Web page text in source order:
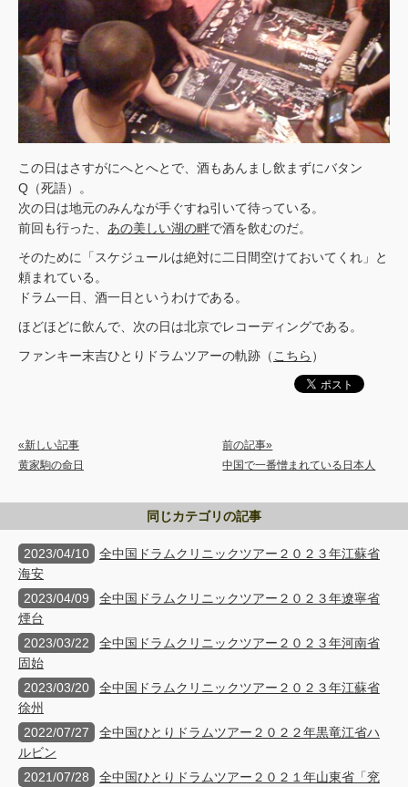
この日はさすがにへとへとで、酒もあんまし飲まずにバタン
Q（死語）。
次の日は地元のみんなが手ぐすね引いて待っている。
前回も行った、 あの美しい湖の畔で酒を飲むのだ。
そのために「スケジュールは絶対に二日間空けておいてくれ」と
頼まれている。
ドラム一日、酒一日というわけである。
ほどほどに飲んで、次の日は北京でレコーディングである。
ファンキー末吉ひとりドラムツアーの軌跡（ こちら ）
«新しい記事
黄家駒の命日
前の記事»
中国で一番憎まれている日本人
同じカテゴリの記事
2023/04/10
全中国ドラムクリニックツアー２０２３年江蘇省
海安
2023/04/09
全中国ドラムクリニックツアー２０２３年遼寧省
煙台
2023/03/22
全中国ドラムクリニックツアー２０２３年河南省
固始
2023/03/20
全中国ドラムクリニックツアー２０２３年江蘇省
徐州
2022/07/27
全中国ひとりドラムツアー２０２２年黒竜江省ハ
ルビン
2021/07/28
全中国ひとりドラムツアー２０２１年山東省「兖